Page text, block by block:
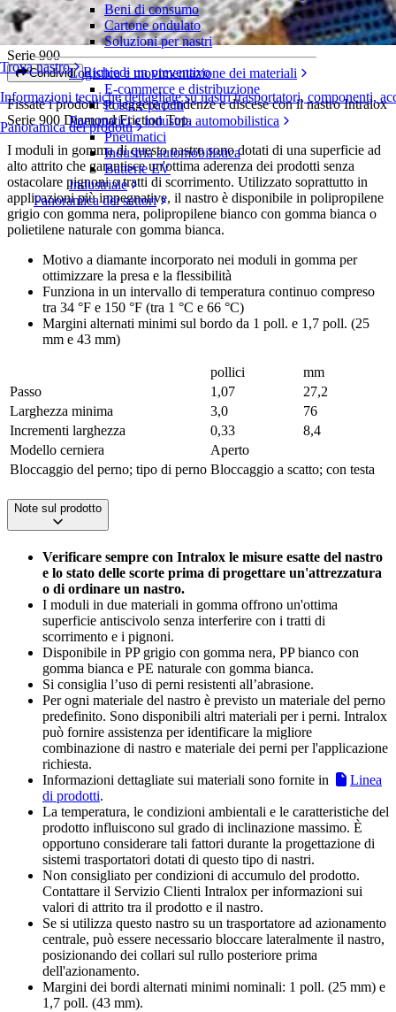
Trova nastro
Informazioni tecniche dettagliate su nastri trasportatori, componenti,
Panoramica dei prodotti
Beni di consumo
Cartone ondulato
Soluzioni per nastri
Logistica e movimentazione dei materiali
E-commerce e distribuzione
Posta e pacchi
Pneumatici e industria automobilistica
Pneumatici
Industria automobilistica
Batterie EV
Industriale
Panoramica dei settori
Diamond Friction Top
Serie 900
Condividi Richiedi un preventivo
Fissate i prodotti su leggere pendenze e discese con il nastro Intralox
Serie 900 Diamond Friction Top.
I moduli in gomma di questo nastro sono dotati di una superficie ad
alto attrito che garantisce un'ottima aderenza dei prodotti senza
ostacolare pignoni o tratti di scorrimento. Utilizzato soprattutto in
applicazioni più impegnative, il nastro è disponibile in polipropilene
grigio con gomma nera, polipropilene bianco con gomma bianca o
polietilene naturale con gomma bianca.
Motivo a diamante incorporato nei moduli in gomma per
ottimizzare la presa e la flessibilità
Funziona in un intervallo di temperatura continuo compreso
tra 34 °F e 150 °F (tra 1 °C e 66 °C)
Margini alternati minimi sul bordo da 1 poll. e 1,7 poll. (25
mm e 43 mm)
pollici
mm
Passo
1,07
27,2
Larghezza minima
3,0
76
Incrementi larghezza
0,33
8,4
Modello cerniera
Aperto
Bloccaggio del perno; tipo di perno Bloccaggio a scatto; con testa
Note sul prodotto
Verificare sempre con Intralox le misure esatte del nastro
e lo stato delle scorte prima di progettare un'attrezzatura
o di ordinare un nastro.
I moduli in due materiali in gomma offrono un'ottima
superficie antiscivolo senza interferire con i tratti di
scorrimento e i pignoni.
Disponibile in PP grigio con gomma nera, PP bianco con
gomma bianca e PE naturale con gomma bianca.
Si consiglia l’uso di perni resistenti all’abrasione.
Per ogni materiale del nastro è previsto un materiale del perno
predefinito. Sono disponibili altri materiali per i perni. Intralox
può fornire assistenza per identificare la migliore
combinazione di nastro e materiale dei perni per l'applicazione
richiesta.
Informazioni dettagliate sui materiali sono fornite in
Linea
di prodotti.
La temperatura, le condizioni ambientali e le caratteristiche del
prodotto influiscono sul grado di inclinazione massimo. È
opportuno considerare tali fattori durante la progettazione di
sistemi trasportatori dotati di questo tipo di nastri.
Non consigliato per condizioni di accumulo del prodotto.
Contattare il Servizio Clienti Intralox per informazioni sui
valori di attrito tra il prodotto e il nastro.
Se si utilizza questo nastro su un trasportatore ad azionamento
centrale, può essere necessario bloccare lateralmente il nastro,
posizionando dei collari sul rullo posteriore prima
dell'azionamento.
Margini dei bordi alternati minimi nominali: 1 poll. (25 mm) e
1,7 poll. (43 mm).